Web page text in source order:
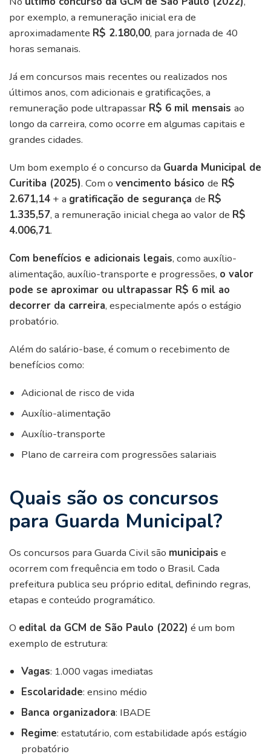
por exemplo, a remuneração inicial era de
aproximadamente R$ 2.180,00, para jornada de 40
horas semanais.
Já em concursos mais recentes ou realizados nos
últimos anos, com adicionais e gratificações, a
remuneração pode ultrapassar R$ 6 mil mensais ao
longo da carreira, como ocorre em algumas capitais e
grandes cidades.
Um bom exemplo é o concurso da Guarda Municipal de
Curitiba (2025). Com o vencimento básico de R$
2.671,14 + a gratificação de segurança de R$
1.335,57, a remuneração inicial chega ao valor de R$
4.006,71.
Com benefícios e adicionais legais, como auxílio-
alimentação, auxílio-transporte e progressões, o valor
pode se aproximar ou ultrapassar R$ 6 mil ao
decorrer da carreira, especialmente após o estágio
probatório.
Além do salário-base, é comum o recebimento de
benefícios como:
Adicional de risco de vida
Auxílio-alimentação
Auxílio-transporte
Plano de carreira com progressões salariais
Quais são os concursos
para Guarda Municipal?
Os concursos para Guarda Civil são municipais e
ocorrem com frequência em todo o Brasil. Cada
prefeitura publica seu próprio edital, definindo regras,
etapas e conteúdo programático.
O edital da GCM de São Paulo (2022) é um bom
exemplo de estrutura:
Vagas: 1.000 vagas imediatas
Escolaridade: ensino médio
Banca organizadora: IBADE
Regime: estatutário, com estabilidade após estágio
probatório